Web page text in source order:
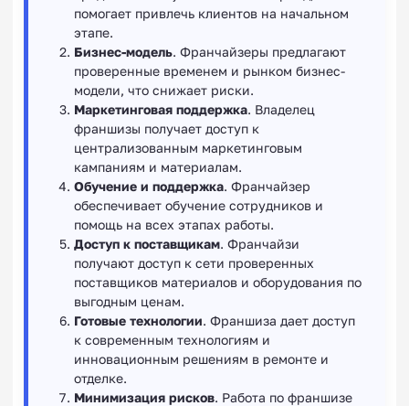
помогает привлечь клиентов на начальном
этапе.
Бизнес-модель. Франчайзеры предлагают
проверенные временем и рынком бизнес-
модели, что снижает риски.
Маркетинговая поддержка. Владелец
франшизы получает доступ к
централизованным маркетинговым
кампаниям и материалам.
Обучение и поддержка. Франчайзер
обеспечивает обучение сотрудников и
помощь на всех этапах работы.
Доступ к поставщикам. Франчайзи
получают доступ к сети проверенных
поставщиков материалов и оборудования по
выгодным ценам.
Готовые технологии. Франшиза дает доступ
к современным технологиям и
инновационным решениям в ремонте и
отделке.
Минимизация рисков. Работа по франшизе